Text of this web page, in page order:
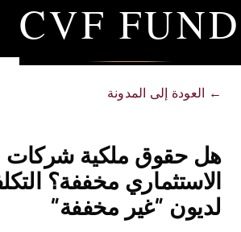
CVF FUND
← العودة إلى المدونة
هل حقوق ملكية شركات
الاستثماري مخففة؟
لديون "غير مخففة"